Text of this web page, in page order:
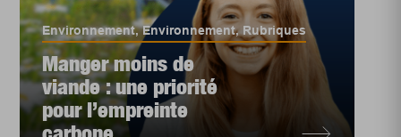
Environnement,Environnement, Rubriques
Manger moins de
viande : une priorité
pour l’empreinte